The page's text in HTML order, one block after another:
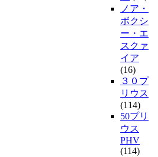
ノア・
ボクシ
ー・エ
スクァ
イア
(16)
３０プ
リウス
(114)
50プリ
ウス
PHV
(114)